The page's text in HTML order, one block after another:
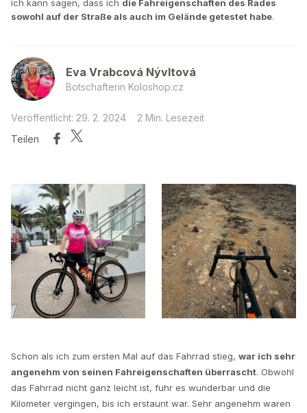
ich kann sagen, dass ich die Fahreigenschaften des Rades
sowohl auf der Straße als auch im Gelände getestet habe.
Eva Vrabcová Nývltová
Botschafterin Koloshop.cz
Veröffentlicht: 29. 2. 2024
2 Min. Lesezeit
Teilen
Schon als ich zum ersten Mal auf das Fahrrad stieg, war ich sehr
angenehm von seinen Fahreigenschaften überrascht. Obwohl
das Fahrrad nicht ganz leicht ist, fuhr es wunderbar und die
Kilometer vergingen, bis ich erstaunt war. Sehr angenehm waren